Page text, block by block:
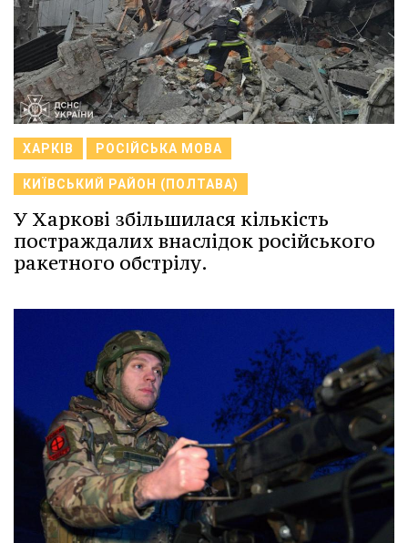
ХАРКІВ РОСІЙСЬКА МОВА
КИЇВСЬКИЙ РАЙОН (ПОЛТАВА)
У Харкові збільшилася кількість
постраждалих внаслідок російського
ракетного обстрілу.